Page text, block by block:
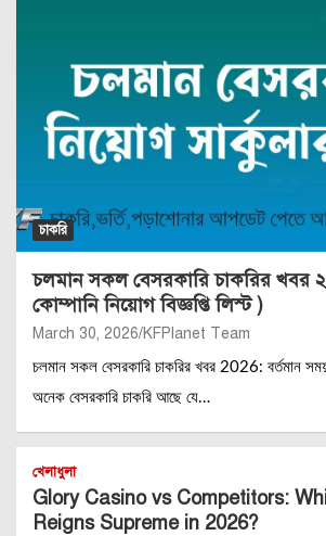
চাকরি
চলমান সকল বেসরকারি চাকরির খবর
কোম্পানি নিয়োগ বিজ্ঞপ্তি লিস্ট )
March 30, 2026 KFPlanet Team
চলমান সকল বেসরকারি চাকরির খবর 2026: বর্তমান
অনেক বেসরকারি চাকরি আছে যে…
খেলাধুলা
Glory Casino vs Competitors:
Reigns Supreme in 2026?